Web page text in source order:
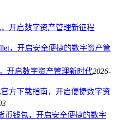
开启数字资产管理新征程
，开启安全便捷的数字资产管
开启数字资产管理新时代2026-
方下载指南，开启便捷数字资
币钱包，开启安全便捷的数字